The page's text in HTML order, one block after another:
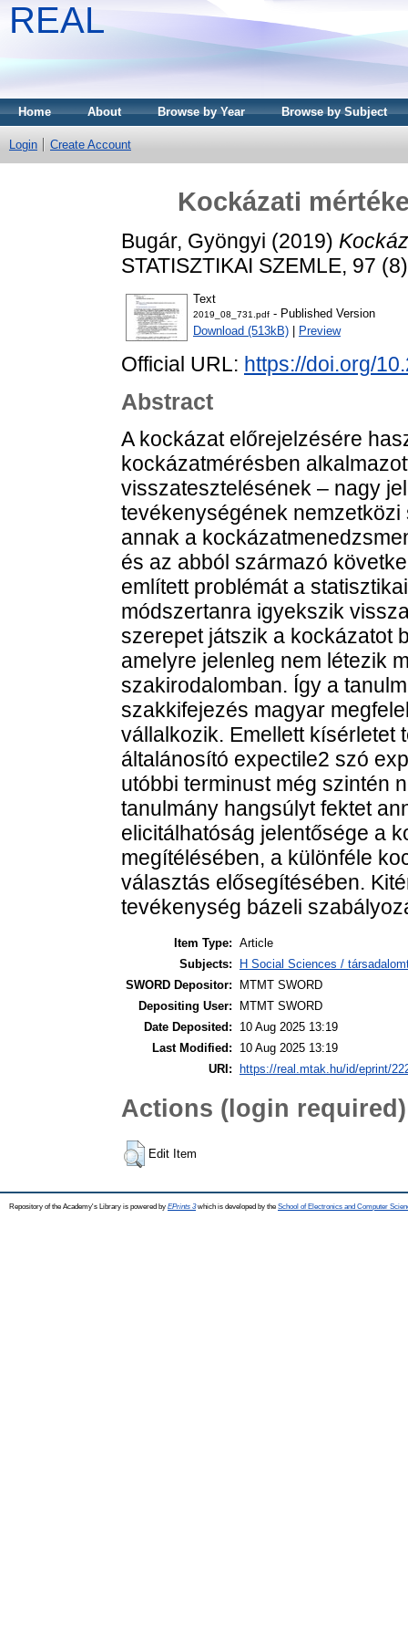
REAL
Home About Browse by Year Browse by Subject
Login Create Account
Kockázati
Bugár, Gyöngyi (2019)
STATISZTIKAI SZEMLE, 97
Text
2019_08_731.pdf - Published Version
Download (513kB)
Preview
Official URL: https://doi.org/
Abstract
A kockázat előrejelzésére
kockázatmérésben
visszatesztelésének – nagy
tevékenységének
annak a
és az abból származó
említett problémát a
módszertanra igyekszik
szerepet játszik a kockázatot
amelyre jelenleg nem létezik
szakirodalomban. Így a
szakkifejezés magyar
vállalkozik. Emellett kísérletet
általánosító expectile2 szó
utóbbi terminust még szintén
tanulmány hangsúlyt fektet
elicitálhatóság jelentősége a
megítélésében, a különféle
választás elősegítésében.
tevékenység bázeli
Item Type: Article
Subjects:
H Social Sciences /
SWORD Depositor:
MTMT SWORD
Depositing User:
MTMT SWORD
Date Deposited:
10 Aug 2025 13:19
Last Modified:
10 Aug 2025 13:19
URI:
https://real.mtak.hu/id/eprint/
Actions (login required)
Edit Item
Repository of the Academy's Library is powered by EPrints 3which is developed by the School of Electronics and Computer